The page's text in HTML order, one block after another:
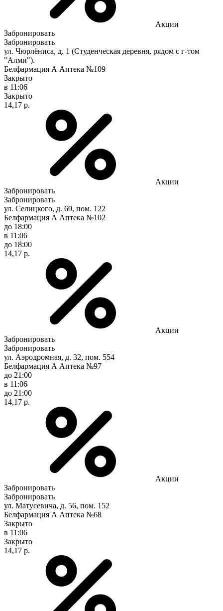
Акции
Забронировать
Забронировать
ул. Чюрлёниса, д. 1 (Студенческая деревня, рядом с г-том
"Алми").
Белфармация А Аптека №109
Закрыто
в 11:06
Закрыто
14,17 р.
Акции
Забронировать
Забронировать
ул. Селицкого, д. 69, пом. 122
Белфармация А Аптека №102
до 18:00
в 11:06
до 18:00
14,17 р.
Акции
Забронировать
Забронировать
ул. Аэродромная, д. 32, пом. 554
Белфармация А Аптека №97
до 21:00
в 11:06
до 21:00
14,17 р.
Акции
Забронировать
Забронировать
ул. Матусевича, д. 56, пом. 152
Белфармация А Аптека №68
Закрыто
в 11:06
Закрыто
14,17 р.